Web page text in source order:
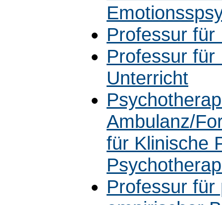
Professur für
Professur für
Unterricht
Ambulanz/
für Klinische
Professur für